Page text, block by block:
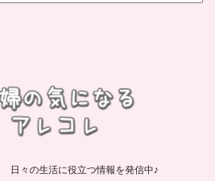
日々の生活に役立つ情報を発信中♪